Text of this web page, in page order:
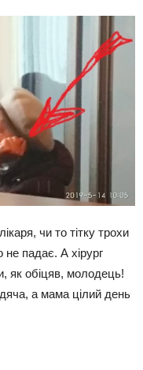
чи то тітку трохи
не падає. А хірург
як обіцяв, молодець!
а мама цілий день